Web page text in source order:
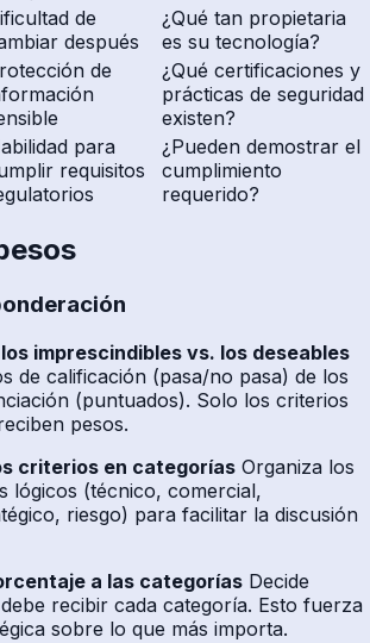
de
después
¿Qué tan propietaria
es su tecnología?
de
¿Qué certificaciones y
prácticas de seguridad
existen?
para
requisitos
¿Pueden demostrar el
cumplimiento
requerido?
imprescindibles vs. los deseables
de calificación (pasa/no pasa) de los
(puntuados). Solo los criterios
pesos.
criterios en categorías Organiza los
lógicos (técnico, comercial,
riesgo) para facilitar la discusión
a las categorías Decide
recibir cada categoría. Esto fuerza
sobre lo que más importa.